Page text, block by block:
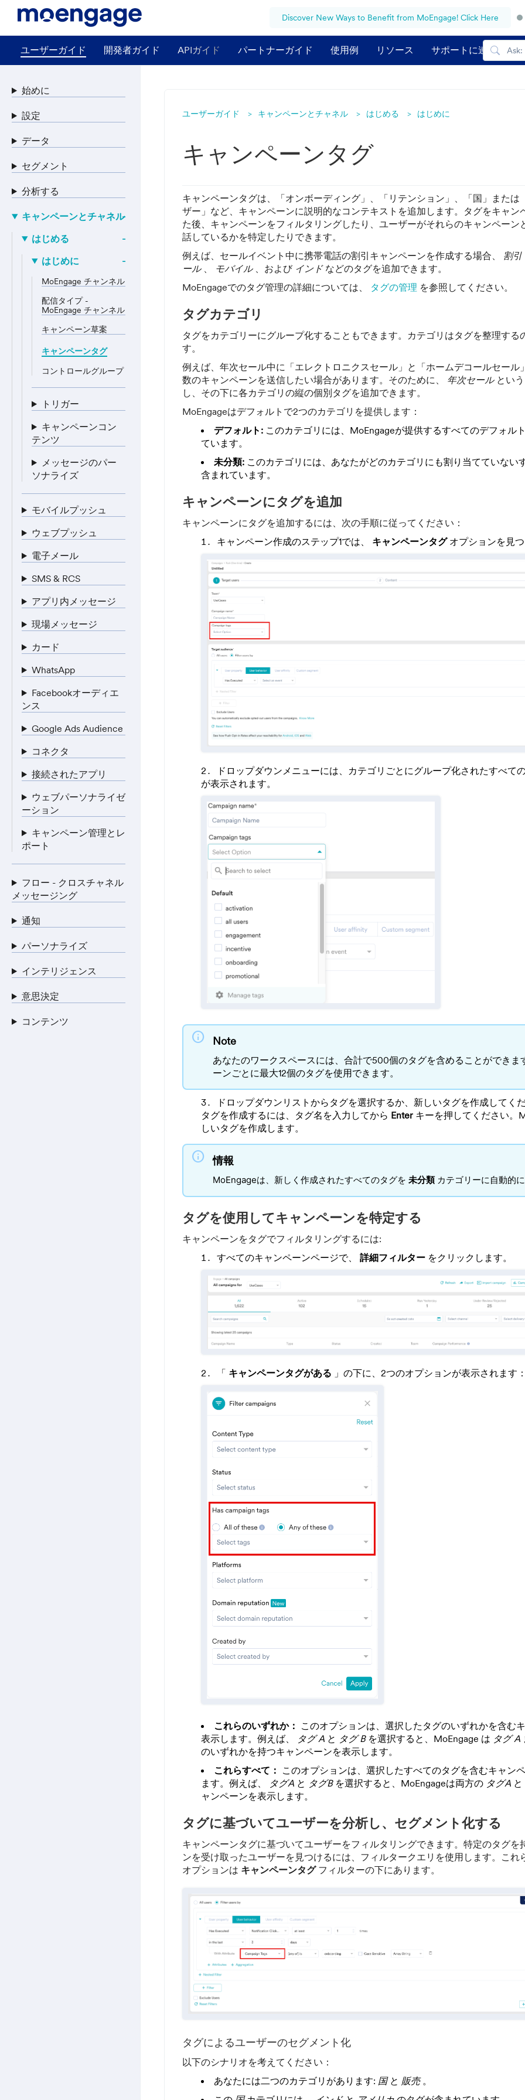
Discover New Ways to Benefit from MoEngage! Click Here
ユーザーガイド 開発者ガイド APIガイド パートナーガイド 使用例 リソース サポートに連絡する
ユーザーガイド キャンペーンとチャネル はじめる はじめに
キャンペーンタグ
キャンペーンタグは、「オンボーディング」、「リテンション」、「国」または
ザー」など、キャンペーンに説明的なコンテキストを追加します。タグをキャン
た後、キャンペーンをフィルタリングしたり、ユーザーがそれらのキャンペーン
話しているかを特定したりできます。
例えば、セールイベント中に携帯電話の割引キャンペーンを作成する場合、 割引
ール 、 モバイル 、および インド などのタグを追加できます。
MoEngageでのタグ管理の詳細については、 タグの管理 を参照してください。
タグカテゴリ
タグをカテゴリーにグループ化することもできます。カテゴリはタグを整理する
す。
例えば、年次セール中に「エレクトロニクスセール」と「ホームデコールセール
数のキャンペーンを送信したい場合があります。そのために、 年次セール とい
し、その下に各カテゴリの縦の個別タグを追加できます。
MoEngageはデフォルトで2つのカテゴリを提供します：
デフォルト: このカテゴリには、MoEngageが提供するすべてのデフォル
ています。
未分類: このカテゴリには、あなたがどのカテゴリにも割り当てていない
含まれています。
キャンペーンにタグを追加
キャンペーンにタグを追加するには、次の手順に従ってください：
キャンペーン作成のステップ1では、 キャンペーンタグ オプションを見
ドロップダウンメニューには、カテゴリごとにグループ化されたすべて
が表示されます。
info Note
あなたのワークスペースには、合計で500個のタグを含めることができま
ーンごとに最大12個のタグを使用できます。
ドロップダウンリストからタグを選択するか、新しいタグを作成してく
タグを作成するには、タグ名を入力してから Enter キーを押してください。
しいタグを作成します。
info 情報
MoEngageは、新しく作成されたすべてのタグを 未分類 カテゴリーに自動的
タグを使用してキャンペーンを特定する
キャンペーンをタグでフィルタリングするには:
すべてのキャンペーンページで、 詳細フィルター をクリックします。
「 キャンペーンタグがある 」の下に、2つのオプションが表示されます
これらのいずれか： このオプションは、選択したタグのいずれかを含む
表示します。例えば、
タグ A と タグ B を選択すると、MoEngage は タグ A
のいずれかを持つキャンペーンを表示します。
これらすべて： このオプションは、選択したすべてのタグを含むキャン
ます。例えば、
タグA と タグB を選択すると、MoEngageは両方の タグA と
ャンペーンを表示します。
タグに基づいてユーザーを分析し、セグメント化する
キャンペーンタグに基づいてユーザーをフィルタリングできます。特定のタグを
ンを受け取ったユーザーを見つけるには、フィルタークエリを使用します。これ
オプションは キャンペーンタグ フィルターの下にあります。
タグによるユーザーのセグメント化
以下のシナリオを考えてください：
あなたには二つのカテゴリがあります: 国 と 販売。
始めに
設定
データ
セグメント
分析する
キャンペーンとチャネル
はじめる
はじめに
MoEngage チャンネル
配信タイプ -
MoEngage チャンネル
キャンペーン草案
キャンペーンタグ
コントロールグループ
トリガー
キャンペーンコン
テンツ
メッセージのパー
ソナライズ
モバイルプッシュ
ウェブプッシュ
電子メール
SMS & RCS
アプリ内メッセージ
現場メッセージ
カード
WhatsApp
Facebookオーディエ
ンス
Google Ads Audience
コネクタ
接続されたアプリ
ウェブパーソナライゼ
ーション
キャンペーン管理とレ
ポート
フロー - クロスチャネル
メッセージング
通知
パーソナライズ
インテリジェンス
意思決定
コンテンツ